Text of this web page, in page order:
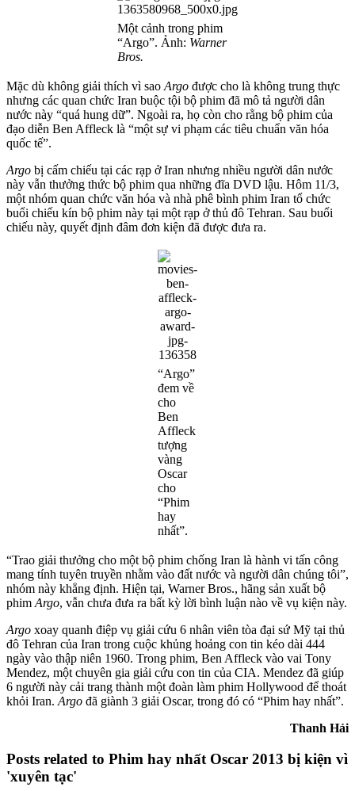
Một cảnh trong phim
“Argo”. Ảnh: Warner
Bros.
Mặc dù không giải thích vì sao Argo được cho là không trung thực
nhưng các quan chức Iran buộc tội bộ phim đã mô tả người dân
nước này “quá hung dữ”. Ngoài ra, họ còn cho rằng bộ phim của
đạo diễn Ben Affleck là “một sự vi phạm các tiêu chuẩn văn hóa
quốc tế”.
Argo bị cấm chiếu tại các rạp ở Iran nhưng nhiều người dân nước
này vẫn thưởng thức bộ phim qua những đĩa DVD lậu. Hôm 11/3,
một nhóm quan chức văn hóa và nhà phê bình phim Iran tổ chức
buổi chiếu kín bộ phim này tại một rạp ở thủ đô Tehran. Sau buổi
chiếu này, quyết định đâm đơn kiện đã được đưa ra.
“Argo”
đem về
cho
Ben
Affleck
tượng
vàng
Oscar
cho
“Phim
hay
nhất”.
“Trao giải thưởng cho một bộ phim chống Iran là hành vi tấn công
mang tính tuyên truyền nhằm vào đất nước và người dân chúng tôi”,
nhóm này khẳng định. Hiện tại, Warner Bros., hãng sản xuất bộ
phim Argo, vẫn chưa đưa ra bất kỳ lời bình luận nào về vụ kiện này.
Argo xoay quanh điệp vụ giải cứu 6 nhân viên tòa đại sứ Mỹ tại thủ
đô Tehran của Iran trong cuộc khủng hoảng con tin kéo dài 444
ngày vào thập niên 1960. Trong phim, Ben Affleck vào vai Tony
Mendez, một chuyên gia giải cứu con tin của CIA. Mendez đã giúp
6 người này cải trang thành một đoàn làm phim Hollywood để thoát
khỏi Iran. Argo đã giành 3 giải Oscar, trong đó có “Phim hay nhất”.
Thanh Hải
Posts related to Phim hay nhất Oscar 2013 bị kiện vì
'xuyên tạc'